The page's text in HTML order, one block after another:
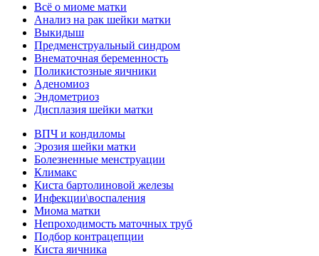
Всё о миоме матки
Анализ на рак шейки матки
Выкидыш
Предменструальный синдром
Внематочная беременность
Поликистозные яичники
Аденомиоз
Эндометриоз
Дисплазия шейки матки
ВПЧ и кондиломы
Эрозия шейки матки
Болезненные менструации
Климакс
Киста бартолиновой железы
Инфекции\воспаления
Миома матки
Непроходимость маточных труб
Подбор контрацепции
Киста яичника